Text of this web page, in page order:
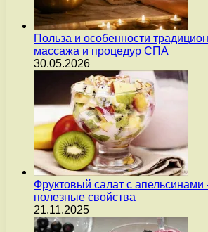
Польза и особенности
массажа и процедур СПА
30.05.2026
Фруктовый салат с апельсинами
полезные свойства
21.11.2025